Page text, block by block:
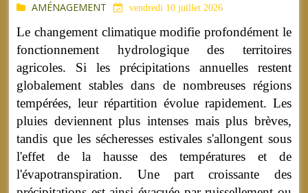
AMÉNAGEMENT vendredi 10 juillet 2026
Le changement climatique modifie profondément le
fonctionnement hydrologique des territoires
agricoles. Si les précipitations annuelles restent
globalement stables dans de nombreuses régions
tempérées, leur répartition évolue rapidement. Les
pluies deviennent plus intenses mais plus brèves,
tandis que les sécheresses estivales s'allongent sous
l'effet de la hausse des températures et de
l'évapotranspiration. Une part croissante des